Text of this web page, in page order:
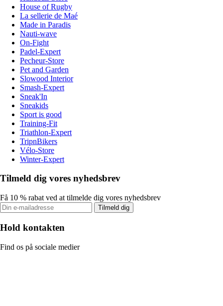
House of Rugby
La sellerie de Maé
Made in Paradis
Nauti-wave
On-Fight
Padel-Expert
Pecheur-Store
Pet and Garden
Slowood Interior
Smash-Expert
Sneak'In
Sneakids
Sport is good
Training-Fit
Triathlon-Expert
TripnBikers
Vélo-Store
Winter-Expert
Tilmeld dig vores nyhedsbrev
Få 10 % rabat ved at tilmelde dig vores nyhedsbrev
Tilmeld dig
Hold kontakten
Find os på sociale medier